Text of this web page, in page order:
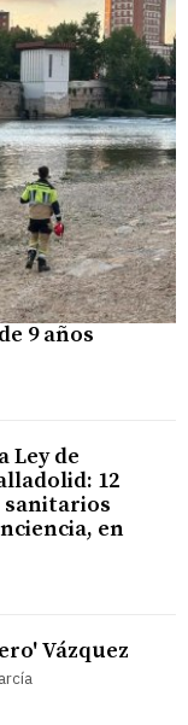
9 años
Ley de
12
sanitarios
en
Vázquez